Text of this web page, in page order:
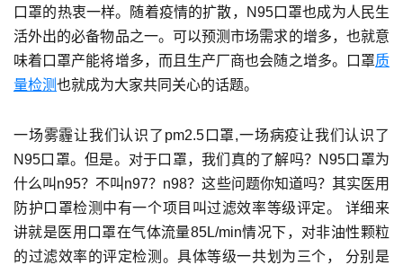
口罩的热衷一样。随着疫情的扩散，N95口罩也成为人民生
活外出的必备物品之一。可以预测市场需求的增多，也就意
味着口罩产能将增多，而且生产厂商也会随之增多。口罩质
量检测也就成为大家共同关心的话题。
一场雾霾让我们认识了pm2.5口罩,一场病疫让我们认识了
N95口罩。但是。对于口罩，我们真的了解吗？N95口罩为
什么叫n95？不叫n97？n98？这些问题你知道吗？其实医用
防护口罩检测中有一个项目叫过滤效率等级评定。 详细来
讲就是医用口罩在气体流量85L/min情况下，对非油性颗粒
的过滤效率的评定检测。具体等级一共划为三个， 分别是